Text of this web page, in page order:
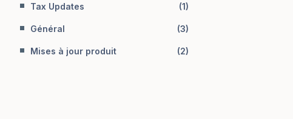
Tax Updates (1)
Général (3)
Mises à jour produit (2)